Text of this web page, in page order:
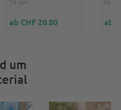
76 mm
ab CHF 20.80
Kern
ab
um